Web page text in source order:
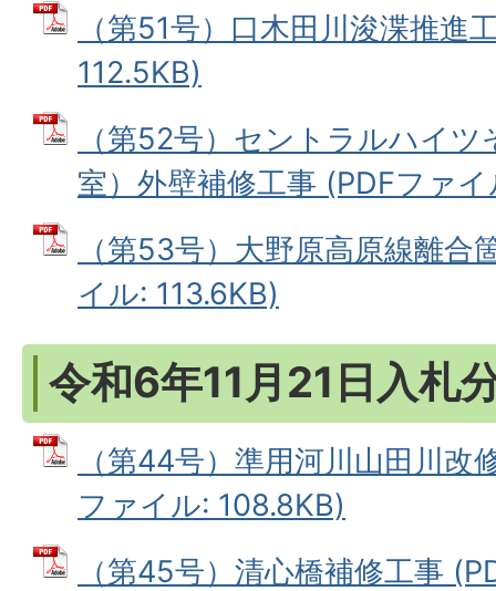
（第51号）口木田川浚渫推進
112.5KB)
（第52号）セントラルハイ
室）外壁補修工事 (PDFファ
（第53号）大野原高原線離合
イル: 113.6KB)
令和6年11月21日入札
（第44号）準用河川山田川改
ファイル: 108.8KB)
（第45号）清心橋補修工事